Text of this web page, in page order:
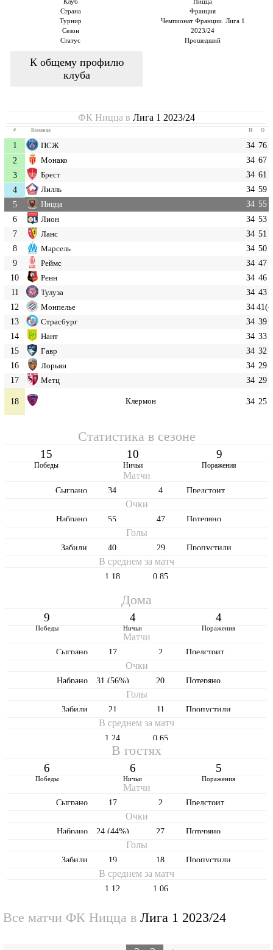
Страна
Франция
Турнир
Чемпионат Франции. Лига 1
Сезон
2023/24
Статус
Прошедший
К общему профилю
клуба
ФК Ницца в Лига 1 2023/24
# Команда И О
1 ПСЖ 34 76
2
Монако 34 67
3
Брест 34 61
4
Лилль 34 59
5
Ницца 34 55
6
Лион 34 53
7
Ланс 34 51
8
Марсель 34 50
9
Реймс 34 47
10
Ренн 34 46
11
Тулуза 34 43
12
Монпелье 3441(-
13
Страсбург 34 39
14
Нант 34 33
15
Гавр 34 32
16
Лорьян 34 29
17
Метц 34 29
18 Клермон 34 25
Статистика в сезоне
15 10 9
Победы Ничьи Поражения
Матчи
Cыграно 34 Предстоит
4
Очки
Набрано 55 Потеряно
47
Голы
Забили 40 Пропустили
29
В среднем за матч
1,18 0,85
Дома
9 4 4
Победы Ничьи Поражения
Матчи
Cыграно 17 Предстоит
2
Очки
Набрано 31 (56%) Потеряно
20
Голы
Забили 21 Пропустили
11
В среднем за матч
1,24 0,65
В гостях
6 6 5
Победы Ничьи Поражения
Матчи
Cыграно 17 Предстоит
2
Очки
Набрано 24 (44%) Потеряно
27
Голы
Забили 19 Пропустили
18
В среднем за матч
1,12 1,06
Все матчи ФК Ницца в Лига 1 2023/24